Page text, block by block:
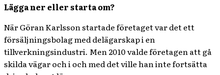
Lägga ner eller starta om?
När Göran Karlsson startade företaget var det ett
försäljningsbolag med delägarskap i en
tillverkningsindustri. Men 2010 valde företagen att gå
skilda vägar och i och med det ville han inte fortsätta